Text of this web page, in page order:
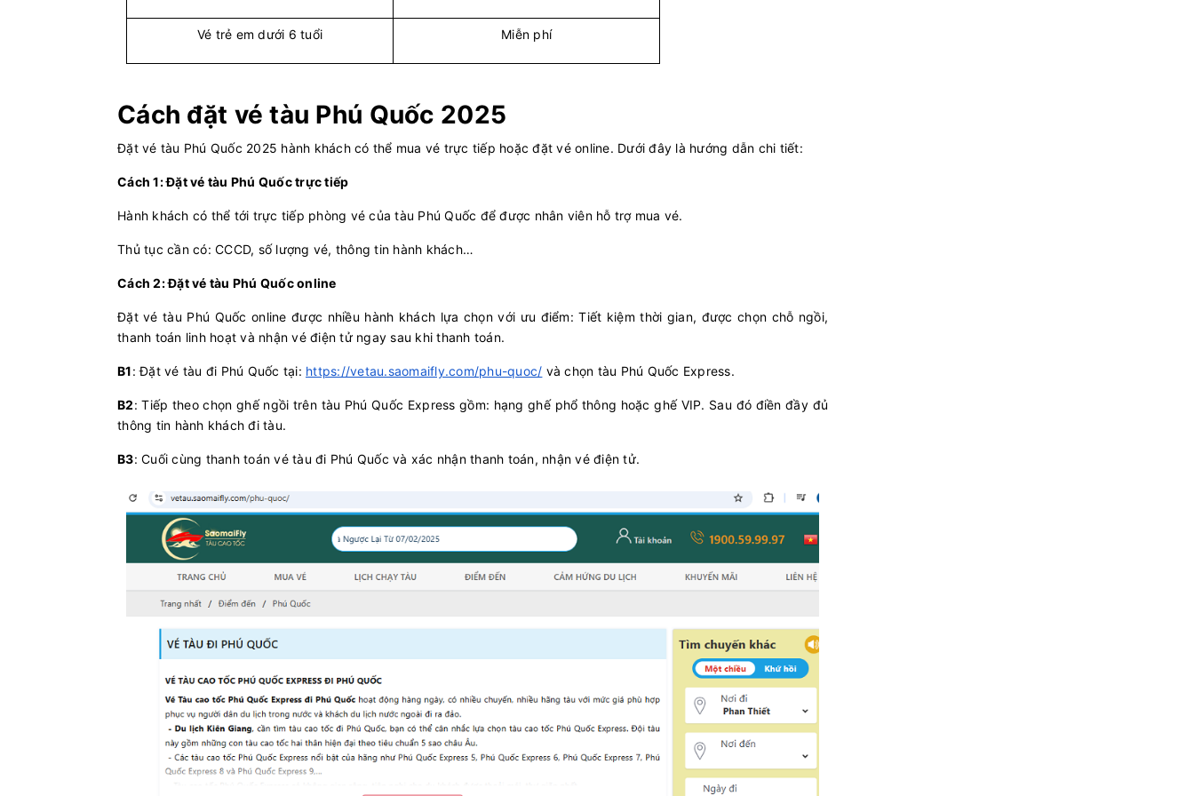
Đảo
10/08/2026
Rạch Giá - Hòn Sơn Superdong II
08:00
10/08/2026
Hà Tiên - Phú Quốc Superdong V
08:20
20 255.818
Phú Quý - Phan Thiết Superdong Phu Quy I
08:30
10/08/2026
Sa Kỳ - Lý Sơn
PHÚ QUỐC EXPRESS
27
Lý Sơn - Sa Kỳ
PHÚ QUỐC EXPRESS
5
08:30
10/08/2026
20 + 182.000 Chọn mua
Phú Quốc - Hà Tiên
PHÚ QUỐC EXPRESS
09:00
20 + 216.000
Hà Tiên - Phú Quốc
Bến Bạch Đằng - Vũng Tàu Greenlines DP 88
09:00
10/08/2026
20 320.000 Chọn mua
Phú Quốc - Hà Tiên Superdong XI
09:30
20 255.818 Chọn mua
Vân Đồn (Ao Tiên) - Cô Tô Tuan Chau Express III
10:00
20+ 350.000 Chọn mua
Cô Tô - Vân Đồn (Ao Tiên) Tuan Chau Express V
10/08/2026
350.000 Chọn mua
Phú Quốc - Rạch Giá
PHÚ QUỐC EXPRESS
8
10:00
10/08/2026
20 + 315.000 Chọn mua
350.000
Vé trẻ em dưới 6 tuổi Miễn phí
Cách đặt vé tàu Phú Quốc 2025
Đặt vé tàu Phú Quốc 2025 hành khách có thể mua vé trực tiếp hoặc đặt vé online. Dưới đây là hướng dẫn chi tiết:
Cách 1: Đặt vé tàu Phú Quốc trực tiếp
Hành khách có thể tới trực tiếp phòng vé của tàu Phú Quốc để được nhân viên hỗ trợ mua vé.
Thủ tục cần có: CCCD, số lượng vé, thông tin hành khách…
Cách 2: Đặt vé tàu Phú Quốc online
Đặt vé tàu Phú Quốc online được nhiều hành khách lựa chọn với ưu điểm: Tiết kiệm thời gian, được chọn chỗ ngồi,
thanh toán linh hoạt và nhận vé điện tử ngay sau khi thanh toán.
B1: Đặt vé tàu đi Phú Quốc tại: https://vetau.saomaifly.com/phu-quoc/ và chọn tàu Phú Quốc Express.
B2: Tiếp theo chọn ghế ngồi trên tàu Phú Quốc Express gồm: hạng ghế phổ thông hoặc ghế VIP. Sau đó điền đầy đủ
thông tin hành khách đi tàu.
B3: Cuối cùng thanh toán vé tàu đi Phú Quốc và xác nhận thanh toán, nhận vé điện tử.